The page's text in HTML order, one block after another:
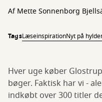
AfMette Sonnenborg
TagsLæseinspirationNyt på
Hver uge køber
bøger. Faktisk har vi -
indkøbt over 300 titler